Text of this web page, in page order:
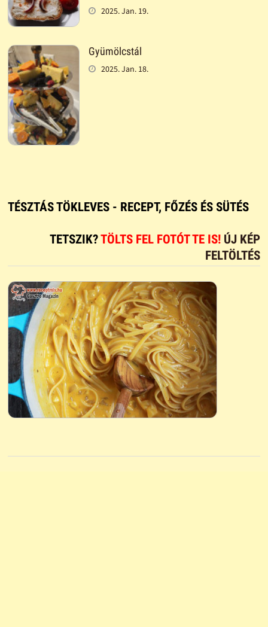
2025. Jan. 19.
Gyümölcstál
2025. Jan. 18.
TÉSZTÁS TÖKLEVES - RECEPT, FŐZÉS ÉS SÜTÉS
TETSZIK?TÖLTS FEL FOTÓT TE IS! ÚJ KÉP
FELTÖLTÉS